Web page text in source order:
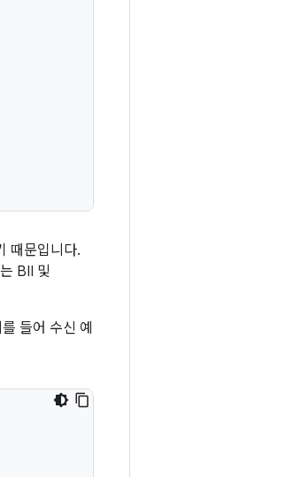
때문입니다.
BII 및
들어 수신 예